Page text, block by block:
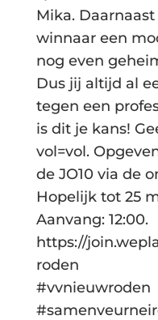
Mika.
winnaar een
nog even
Dus jij altijd al
tegen een
is dit je kans!
vol=vol.
de JO10 via de
Hopelijk tot 25
Aanvang: 12:00.
https://
roden
#vvnieuwroden